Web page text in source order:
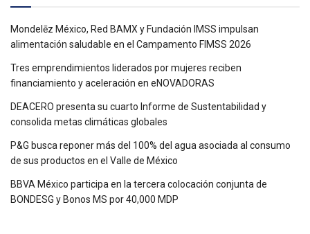
Mondelēz México, Red BAMX y Fundación IMSS impulsan
alimentación saludable en el Campamento FIMSS 2026
Tres emprendimientos liderados por mujeres reciben
financiamiento y aceleración en eNOVADORAS
DEACERO presenta su cuarto Informe de Sustentabilidad y
consolida metas climáticas globales
P&G busca reponer más del 100% del agua asociada al consumo
de sus productos en el Valle de México
BBVA México participa en la tercera colocación conjunta de
BONDESG y Bonos MS por 40,000 MDP